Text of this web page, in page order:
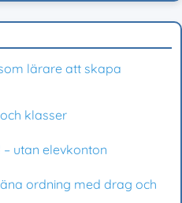
lärare att skapa
klasser
utan elevkonton
ordning med drag och